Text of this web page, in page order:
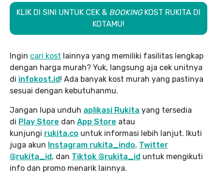
KLIK DI SINI UNTUK CEK & BOOKING KOST RUKITA DI
KOTAMU!
Ingin cari kost lainnya yang memiliki fasilitas lengkap
dengan harga murah? Yuk, langsung aja cek unitnya
di infokost.id! Ada banyak kost murah yang pastinya
sesuai dengan kebutuhanmu.
Jangan lupa unduh aplikasi Rukita yang tersedia
di Play Store dan App Store atau
kunjungi rukita.co untuk informasi lebih lanjut. Ikuti
juga akun Instagram rukita_indo, Twitter
@rukita_id, dan Tiktok @rukita_id untuk mengikuti
info dan promo menarik lainnya.